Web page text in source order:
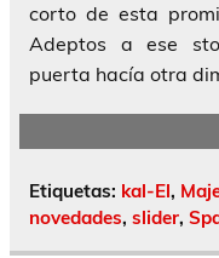
corto de esta
Adeptos a ese
puerta hacía otra
Etiquetas: kal-El,
novedades, slider,